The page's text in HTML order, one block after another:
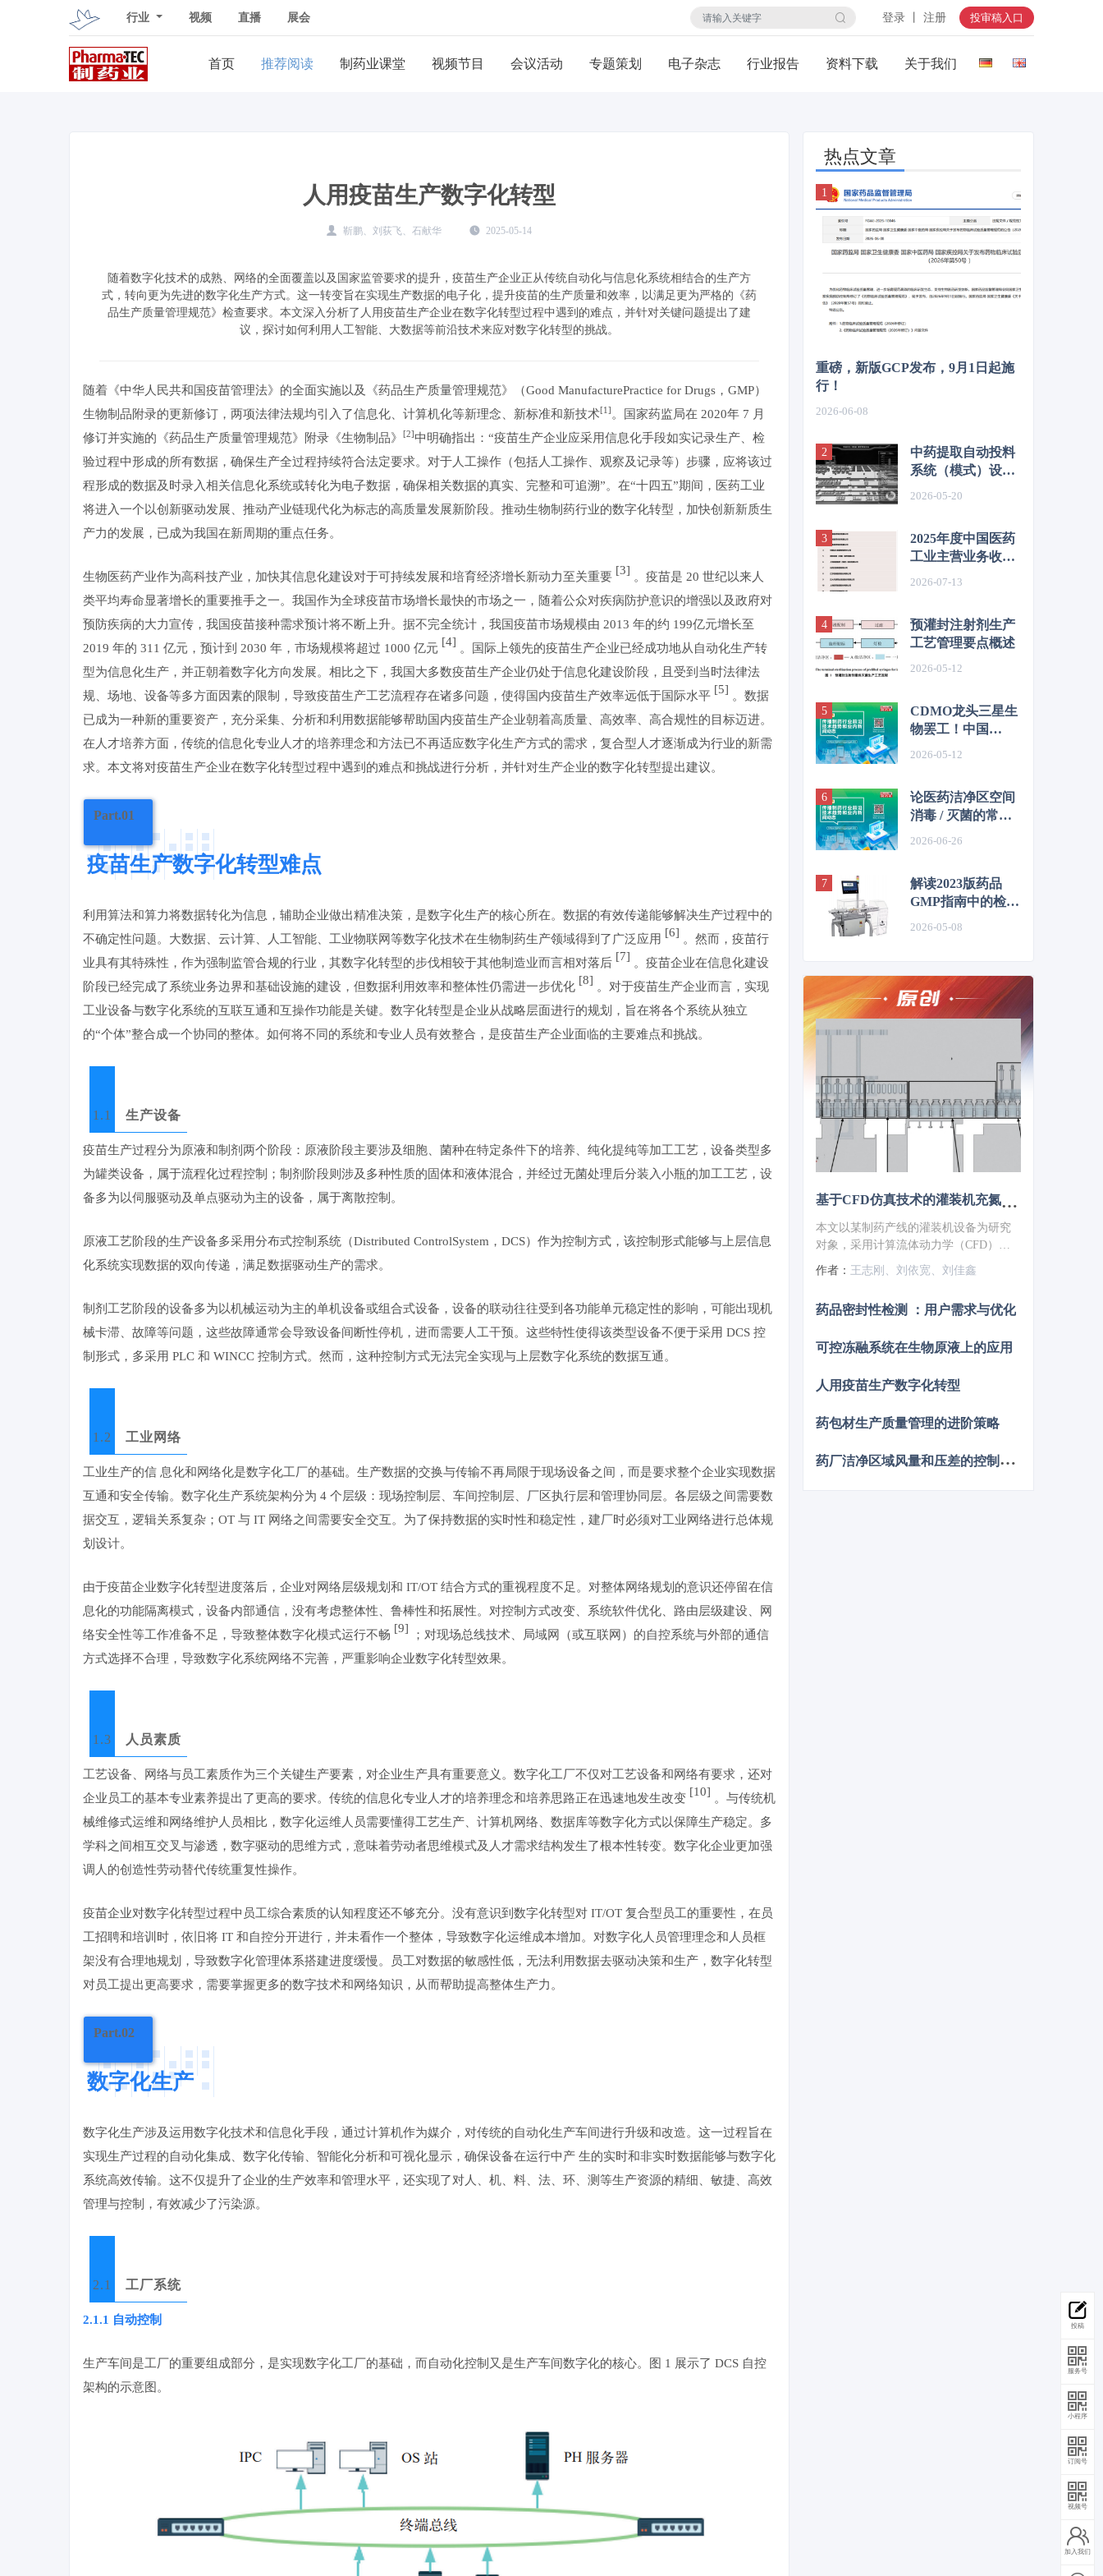
行业 视频 直播 展会 登录 丨 注册 投审稿入口
首页 推荐阅读 制药业课堂 视频节目 会议活动 专题策划 电子杂志 行业报告 资料下载 关于我们
人用疫苗生产数字化转型
靳鹏、刘荻飞、石献华 2025-05-14
随着数字化技术的成熟、网络的全面覆盖以及国家监管要求的提升，疫苗生产企业正从传统自动化与信息化系统相结合的生产方
式，转向更为先进的数字化生产方式。这一转变旨在实现生产数据的电子化，提升疫苗的生产质量和效率，以满足更为严格的《药
品生产质量管理规范》检查要求。本文深入分析了人用疫苗生产企业在数字化转型过程中遇到的难点，并针对关键问题提出了建
议，探讨如何利用人工智能、大数据等前沿技术来应对数字化转型的挑战。
随着《中华人民共和国疫苗管理法》的全面实施以及《药品生产质量管理规范》（Good ManufacturePractice for Drugs，GMP）
生物制品附录的更新修订，两项法律法规均引入了信息化、计算机化等新理念、新标准和新技术[1] 。国家药监局在 2020年 7 月
修订并实施的《药品生产质量管理规范》附录《生物制品》
[2]中明确指出：“疫苗生产企业应采用信息化手段如实记录生产、检
验过程中形成的所有数据，确保生产全过程持续符合法定要求。对于人工操作（包括人工操作、观察及记录等）步骤，应将该过
程形成的数据及时录入相关信息化系统或转化为电子数据，确保相关数据的真实、完整和可追溯”。在“十四五”期间，医药工业
将进入一个以创新驱动发展、推动产业链现代化为标志的高质量发展新阶段。推动生物制药行业的数字化转型，加快创新新质生
产力的发展，已成为我国在新周期的重点任务。
生物医药产业作为高科技产业，加快其信息化建设对于可持续发展和培育经济增长新动力至关重要 [3] 。疫苗是 20 世纪以来人
类平均寿命显著增长的重要推手之一。我国作为全球疫苗市场增长最快的市场之一，随着公众对疾病防护意识的增强以及政府对
预防疾病的大力宣传，我国疫苗接种需求预计将不断上升。据不完全统计，我国疫苗市场规模由 2013 年的约 199亿元增长至
2019 年的 311 亿元，预计到 2030 年，市场规模将超过 1000 亿元 [4] 。国际上领先的疫苗生产企业已经成功地从自动化生产转
型为信息化生产，并正朝着数字化方向发展。相比之下，我国大多数疫苗生产企业仍处于信息化建设阶段，且受到当时法律法
规、场地、设备等多方面因素的限制，导致疫苗生产工艺流程存在诸多问题，使得国内疫苗生产效率远低于国际水平 [5] 。数据
已成为一种新的重要资产，充分采集、分析和利用数据能够帮助国内疫苗生产企业朝着高质量、高效率、高合规性的目标迈进。
在人才培养方面，传统的信息化专业人才的培养理念和方法已不再适应数字化生产方式的需求，复合型人才逐渐成为行业的新需
求。本文将对疫苗生产企业在数字化转型过程中遇到的难点和挑战进行分析，并针对生产企业的数字化转型提出建议。
Part.01
疫苗生产数字化转型难点
利用算法和算力将数据转化为信息，辅助企业做出精准决策，是数字化生产的核心所在。数据的有效传递能够解决生产过程中的
不确定性问题。大数据、云计算、人工智能、工业物联网等数字化技术在生物制药生产领域得到了广泛应用 [6] 。然而，疫苗行
业具有其特殊性，作为强制监管合规的行业，其数字化转型的步伐相较于其他制造业而言相对落后 [7] 。疫苗企业在信息化建设
阶段已经完成了系统业务边界和基础设施的建设，但数据利用效率和整体性仍需进一步优化 [8] 。对于疫苗生产企业而言，实现
工业设备与数字化系统的互联互通和互操作功能是关键。数字化转型是企业从战略层面进行的规划，旨在将各个系统从独立
的“个体”整合成一个协同的整体。如何将不同的系统和专业人员有效整合，是疫苗生产企业面临的主要难点和挑战。
1.1 生产设备
疫苗生产过程分为原液和制剂两个阶段：原液阶段主要涉及细胞、菌种在特定条件下的培养、纯化提纯等加工工艺，设备类型多
为罐类设备，属于流程化过程控制；制剂阶段则涉及多种性质的固体和液体混合，并经过无菌处理后分装入小瓶的加工工艺，设
备多为以伺服驱动及单点驱动为主的设备，属于离散控制。
原液工艺阶段的生产设备多采用分布式控制系统（Distributed ControlSystem，DCS）作为控制方式，该控制形式能够与上层信息
化系统实现数据的双向传递，满足数据驱动生产的需求。
制剂工艺阶段的设备多为以机械运动为主的单机设备或组合式设备，设备的联动往往受到各功能单元稳定性的影响，可能出现机
械卡滞、故障等问题，这些故障通常会导致设备间断性停机，进而需要人工干预。这些特性使得该类型设备不便于采用 DCS 控
制形式，多采用 PLC 和 WINCC 控制方式。然而，这种控制方式无法完全实现与上层数字化系统的数据互通。
1.2 工业网络
工业生产的信 息化和网络化是数字化工厂的基础。生产数据的交换与传输不再局限于现场设备之间，而是要求整个企业实现数据
互通和安全传输。数字化生产系统架构分为 4 个层级：现场控制层、车间控制层、厂区执行层和管理协同层。各层级之间需要数
据交互，逻辑关系复杂；OT 与 IT 网络之间需要安全交互。为了保持数据的实时性和稳定性，建厂时必须对工业网络进行总体规
划设计。
由于疫苗企业数字化转型进度落后，企业对网络层级规划和 IT/OT 结合方式的重视程度不足。对整体网络规划的意识还停留在信
息化的功能隔离模式，设备内部通信，没有考虑整体性、鲁棒性和拓展性。对控制方式改变、系统软件优化、路由层级建设、网
络安全性等工作准备不足，导致整体数字化模式运行不畅 [9]
；对现场总线技术、局域网（或互联网）的自控系统与外部的通信
方式选择不合理，导致数字化系统网络不完善，严重影响企业数字化转型效果。
1.3 人员素质
工艺设备、网络与员工素质作为三个关键生产要素，对企业生产具有重要意义。数字化工厂不仅对工艺设备和网络有要求，还对
企业员工的基本专业素养提出了更高的要求。传统的信息化专业人才的培养理念和培养思路正在迅速地发生改变 [10] 。与传统机
械维修式运维和网络维护人员相比，数字化运维人员需要懂得工艺生产、计算机网络、数据库等数字化方式以保障生产稳定。多
学科之间相互交叉与渗透，数字驱动的思维方式，意味着劳动者思维模式及人才需求结构发生了根本性转变。数字化企业更加强
调人的创造性劳动替代传统重复性操作。
疫苗企业对数字化转型过程中员工综合素质的认知程度还不够充分。没有意识到数字化转型对 IT/OT 复合型员工的重要性，在员
工招聘和培训时，依旧将 IT 和自控分开进行，并未看作一个整体，导致数字化运维成本增加。对数字化人员管理理念和人员框
架没有合理地规划，导致数字化管理体系搭建进度缓慢。员工对数据的敏感性低，无法利用数据去驱动决策和生产，数字化转型
对员工提出更高要求，需要掌握更多的数字技术和网络知识，从而帮助提高整体生产力。
Part.02
数字化生产
数字化生产涉及运用数字化技术和信息化手段，通过计算机作为媒介，对传统的自动化生产车间进行升级和改造。这一过程旨在
实现生产过程的自动化集成、数字化传输、智能化分析和可视化显示，确保设备在运行中产 生的实时和非实时数据能够与数字化
系统高效传输。这不仅提升了企业的生产效率和管理水平，还实现了对人、机、料、法、环、测等生产资源的精细、敏捷、高效
管理与控制，有效减少了污染源。
2.1 工厂系统
2.1.1 自动控制
生产车间是工厂的重要组成部分，是实现数字化工厂的基础，而自动化控制又是生产车间数字化的核心。图 1 展示了 DCS 自控
架构的示意图。
热点文章
重磅，新版GCP发布，9月1日起施
行！
2026-06-08
中药提取自动投料
系统（模式）设计
2026-05-20
2025年度中国医药
工业主营业务收入
2026-07-13
预灌封注射剂生产
工艺管理要点概述
2026-05-12
CDMO龙头三星生
物罢工！中国
2026-05-12
论医药洁净区空间
消毒 / 灭菌的常用
2026-06-26
解读2023版药品
GMP指南中的检重
2026-05-08
基于CFD仿真技术的灌装机充氮装置设计优化
本文以某制药产线的灌装机设备为研究
对象，采用计算流体动力学（CFD）仿
真技术对充氮装置的充氮性能进行分
析，并结合分析结果对氮幕结构进行了
能仿真验证，结果显示优化后的顶空残
化方案的实际效果，将优化方案应用于
氧量为0.68%，这一结果满足了小于1%
际先进水平。
作者： 王志刚、刘依宽、刘佳鑫
药品密封性检测 ：用户需求与优化
可控冻融系统在生物原液上的应用
人用疫苗生产数字化转型
药包材生产质量管理的进阶策略
药
厂洁净区域风量和压差的控制策略
投稿
服务号
小程序
订阅号
视频号
加入我们